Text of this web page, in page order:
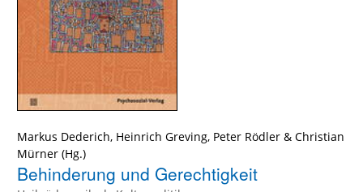
Markus Dederich, Heinrich Greving, Peter Rödler & Christian
Mürner
Behinderung und Gerechtigkeit